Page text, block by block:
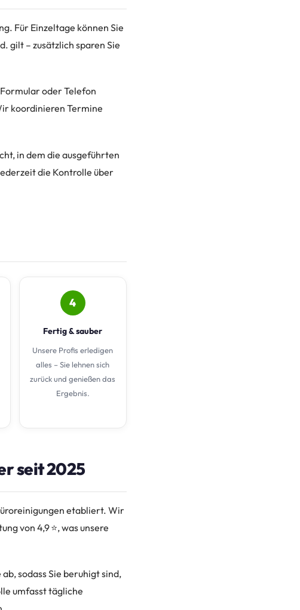
Für Einzeltage können Sie
gilt – zusätzlich sparen Sie
oder Telefon
koordinieren Termine
in dem die ausgeführten
die Kontrolle über
4
Fertig & sauber
Unsere Profis erledigen
alles – Sie lehnen sich
zurück und genießen das
Ergebnis.
seit 2025
etabliert. Wir
von 4,9 ⭐, was unsere
sodass Sie beruhigt sind,
umfasst tägliche